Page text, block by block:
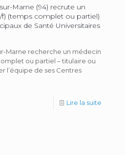
Marne (94) recrute un
(temps complet ou partiel)
de Santé Universitaires
Marne recherche un médecin
ou partiel – titulaire ou
l’équipe de ses Centres
Lire la suite